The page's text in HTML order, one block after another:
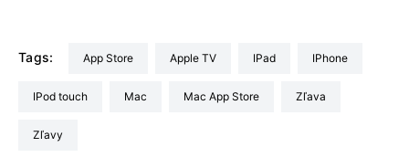
Tags: App Store Apple TV iPad iPhone
iPod touch Mac Mac App Store Zľava
zľavy